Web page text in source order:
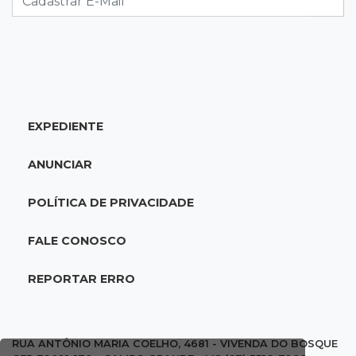
20:06Balcão de empregos
abertas em 114 funções
19:47Festival do Sobá
futuro do jogo do bicho no País
EXPEDIENTE
ANUNCIAR
POLÍTICA DE PRIVACIDADE
FALE CONOSCO
REPORTAR ERRO
RUA ANTÔNIO MARIA COELHO, 4681 - VIVENDA DO BOSQUE